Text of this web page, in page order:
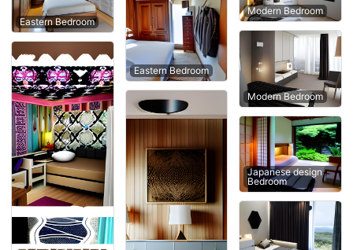
Eastern Bedroom
Eastern Bedroom
Modern Bedroom
Modern Bedroom
Japanese design
Bedroom